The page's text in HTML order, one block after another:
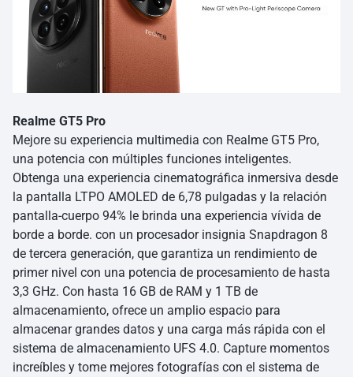
Realme GT5 Pro
Mejore su experiencia multimedia con Realme GT5 Pro,
una potencia con múltiples funciones inteligentes.
Obtenga una experiencia cinematográfica inmersiva desde
la pantalla LTPO AMOLED de 6,78 pulgadas y la relación
pantalla-cuerpo 94% le brinda una experiencia vívida de
borde a borde. con un procesador insignia Snapdragon 8
de tercera generación, que garantiza un rendimiento de
primer nivel con una potencia de procesamiento de hasta
3,3 GHz. Con hasta 16 GB de RAM y 1 TB de
almacenamiento, ofrece un amplio espacio para
almacenar grandes datos y una carga más rápida con el
sistema de almacenamiento UFS 4.0. Capture momentos
increíbles y tome mejores fotografías con el sistema de